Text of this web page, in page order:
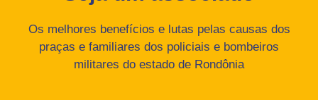
Os melhores benefícios e lutas pelas causas dos
praças e familiares dos policiais e bombeiros
militares do estado de Rondônia